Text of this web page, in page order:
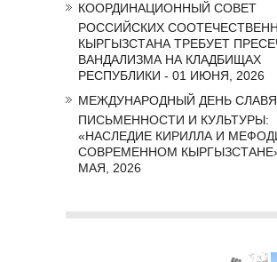
КООРДИНАЦИОННЫЙ СОВЕТ
РОССИЙСКИХ
КЫРГЫЗСТАНА ТРЕБУЕТ
ВАНДАЛИЗМА НА КЛАДБИЩАХ
РЕСПУБЛИКИ - 01 ИЮНЯ, 2026
МЕЖДУНАРОДНЫЙ ДЕНЬ
ПИСЬМЕННОСТИ И КУЛЬТУРЫ:
«НАСЛЕДИЕ КИРИЛЛА И
СОВРЕМЕННОМ
МАЯ, 2026